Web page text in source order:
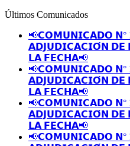
Últimos Comunicados
📢𝗖𝗢𝗠𝗨𝗡𝗜𝗖𝗔𝗗𝗢 𝗡°
𝗔𝗗𝗝𝗨𝗗𝗜𝗖𝗔𝗖𝗜𝗢́𝗡
𝗟𝗔 𝗙𝗘𝗖𝗛𝗔📢
📢𝗖𝗢𝗠𝗨𝗡𝗜𝗖𝗔𝗗𝗢 𝗡°
𝗔𝗗𝗝𝗨𝗗𝗜𝗖𝗔𝗖𝗜𝗢́𝗡
𝗟𝗔 𝗙𝗘𝗖𝗛𝗔📢
📢𝗖𝗢𝗠𝗨𝗡𝗜𝗖𝗔𝗗𝗢 𝗡°
𝗔𝗗𝗝𝗨𝗗𝗜𝗖𝗔𝗖𝗜𝗢́𝗡
𝗟𝗔 𝗙𝗘𝗖𝗛𝗔📢
📢𝗖𝗢𝗠𝗨𝗡𝗜𝗖𝗔𝗗𝗢 𝗡°